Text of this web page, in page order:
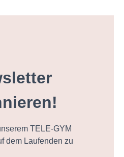
TELE-GYM
dem Laufenden zu